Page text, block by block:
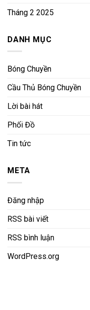
Tháng 2 2025
DANH MỤC
Bóng Chuyền
Cầu Thủ Bóng Chuyền
Lời bài hát
Phối Đồ
Tin tức
META
Đăng nhập
RSS bài viết
RSS bình luận
WordPress.org